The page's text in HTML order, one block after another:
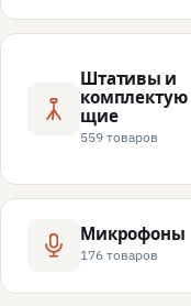
Штативы и
комплектую
щие
559 товаров
Микрофоны
176 товаров